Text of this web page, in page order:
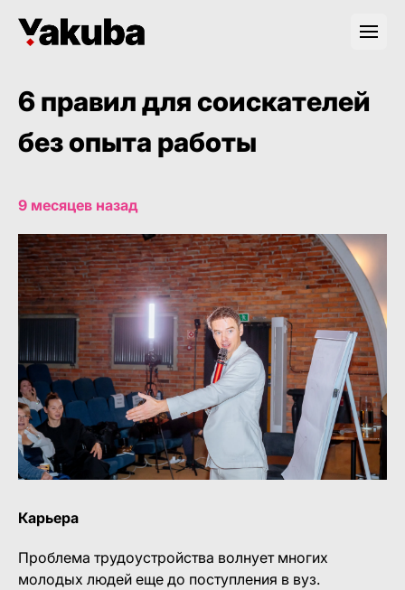
6 правил для соискателей
без опыта работы
9 месяцев назад
Карьера
Проблема трудоустройства волнует многих
молодых людей еще до поступления в вуз.